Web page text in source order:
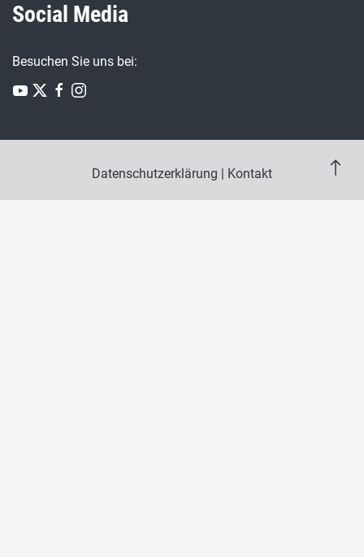
Social Media
Besuchen Sie uns bei:
Datenschutzerklärung | Kontakt